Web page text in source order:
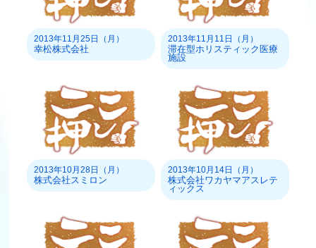
2013年11月25日（月）
幸松株式会社
2013年11月11日（月）
滞在型ホリスティック医療
施設
2013年10月28日（月）
株式会社スミロン
2013年10月14日（月）
株式会社ワカヤマアスレテ
ィックス